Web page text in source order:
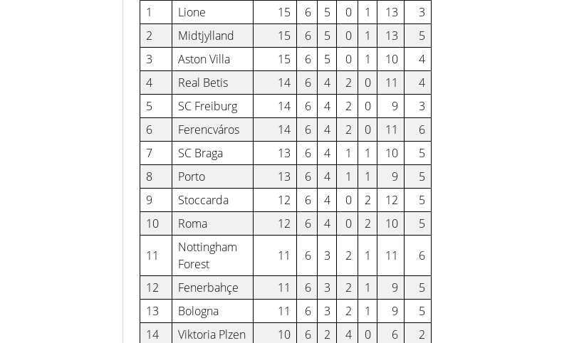
1
Lione 15 6 5 0 1 13
3
2
Midtjylland 15 6 5 0 1 13
5
3
Aston Villa 15 6 5 0 1 10
4
4
Real Betis 14 6 4 2 0 11
4
5
SC Freiburg 14 6 4 2 0 9
3
6
Ferencváros 14 6 4 2 0 11
6
7
SC Braga 13 6 4 1 1 10
5
8
Porto 13 6 4 1 1 9
5
9
Stoccarda 12 6 4 0 2 12
5
10
Roma 12 6 4 0 2 10 5
11
Nottingham
Forest
11 6 3 2 1 11 6
12 Fenerbahçe 11 6 3 2 1 9
5
13
Bologna 11 6 3 2 1 9
5
14
Viktoria Plzen 10 6 2 4 0 6
2